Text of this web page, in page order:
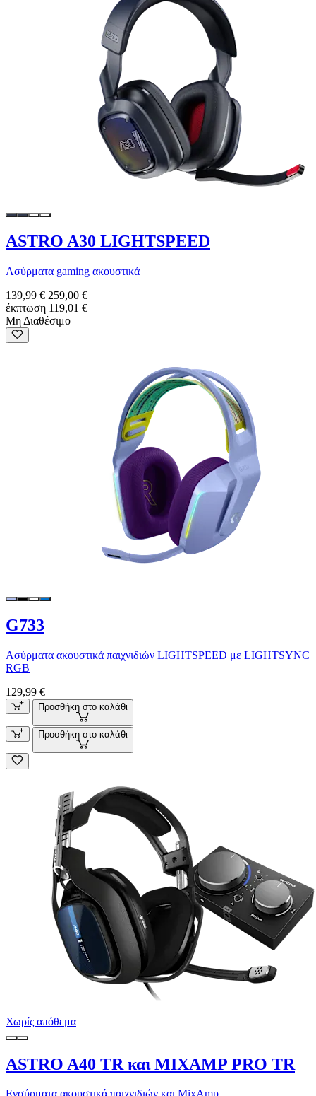
ASTRO A30 LIGHTSPEED
Ασύρματα gaming ακουστικά
139,99 € 259,00 €
έκπτωση 119,01 €
Μη Διαθέσιμο
G733
Ασύρματα ακουστικά παιχνιδιών LIGHTSPEED με LIGHTSYNC
RGB
129,99 €
Προσθήκη στο καλάθι
Προσθήκη στο καλάθι
Χωρίς απόθεμα
ASTRO A40 TR και MIXAMP PRO TR